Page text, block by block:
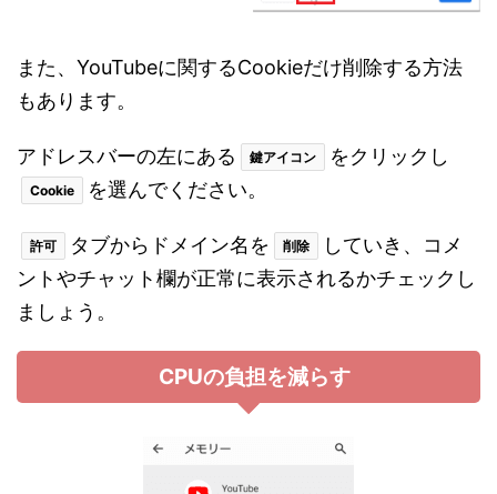
また、YouTubeに関するCookieだけ削除する方法
もあります。
アドレスバーの左にある 鍵アイコン をクリックし
Cookie を選んでください。
許可 タブからドメイン名を 削除
していき、コメ
ントやチャット欄が正常に表示されるかチェックし
ましょう。
CPUの負担を減らす